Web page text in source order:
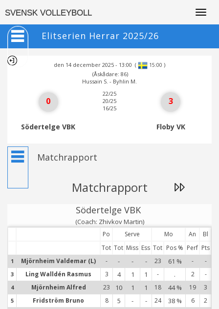
SVENSK VOLLEYBOLL
Elitserien Herrar 2025/26
den 14 december 2025 - 13:00 ( 15:00 )
(Åskådare: 86)
Hussain S. - Byhlin M.
0
Södertelge VBK
22/25
20/25
16/25
3
Floby VK
Matchrapport
Matchrapport
Södertelge VBK
(Coach: Zhivkov Martin)
Po Serve Mo An
Bl
Tot Tot Miss Ess Tot Pos % Perf Pts
1 Mjörnheim Valdemar (L) - - - - 23 61 % - -
3 Ling Walldén Rasmus 3 4 1 1 - . 2 -
4 Mjörnheim Alfred 23 10 1 1 18 44 % 19 3
5 Fridström Bruno 8 5 - - 24 38 % 6 2